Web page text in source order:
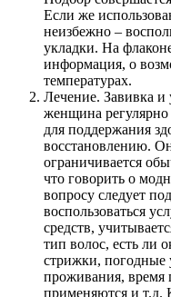
Если же
неизбежно –
укладки. На
информация, о
температурах.
Лечение. Завивка и
женщина
для поддержания
восстановлению.
ограничивается
что говорить о
вопросу следует
воспользоваться
средств,
тип волос, есть ли
стрижки, погодные
проживания, время
применяются и т.д.